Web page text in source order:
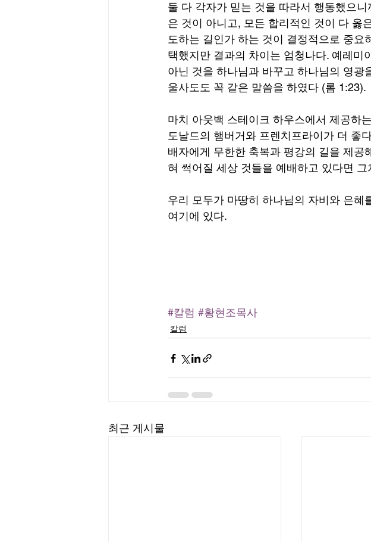
둘 다 각자가 믿는 것을 따라서 행동했으
은 것이 아니고, 모든 합리적인 것이 다 옳
도하는 길인가 하는 것이 결정적으로 중
택했지만 결과의 차이는 엄청나다. 예레미
아닌 것을 하나님과 바꾸고 하나님의 영광
울사도도 꼭 같은 말씀을 하였다 (롬 1:23).
마치 아웃백 스테이크 하우스에서 제공하
도날드의 햄버거와 프렌치프라이가 더 좋
배자에게 무한한 축복과 평강의 길을 제
혀 썩어질 세상 것들을 예배하고 있다면
우리 모두가 마땅히 하나님의 자비와 은혜
여기에 있다.
#칼럼 #황현조목사
칼럼
최근 게시물